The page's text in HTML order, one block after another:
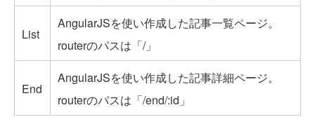
List
AngularJSを使い作成した記事一覧ページ。
routerのパスは「/」
End
AngularJSを使い作成した記事詳細ページ。
routerのパスは「/end/:id」